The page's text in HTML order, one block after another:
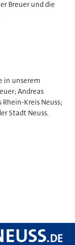
Breuer und die
in unserem
Andreas
Kreis Neuss;
Stadt Neuss.
.DE